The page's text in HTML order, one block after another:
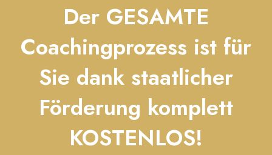
Der GESAMTE
Coachingprozess ist für
Sie dank staatlicher
Förderung komplett
KOSTENLOS!